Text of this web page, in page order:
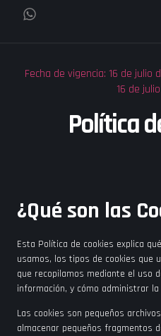
Fecha de vigencia: 16 de julio
16 de
Política
¿Qué son las
Esta Política de cookies explica
usamos, los tipos de cookies que
que recopilamos mediante el uso
información, y cómo administrar
Las cookies son pequeños
almacenar pequeños fragmentos